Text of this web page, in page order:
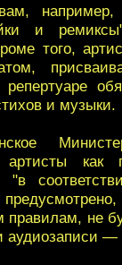
и
того,
и музыки.
артисты как
"в
правилам, не
аудиозаписи —